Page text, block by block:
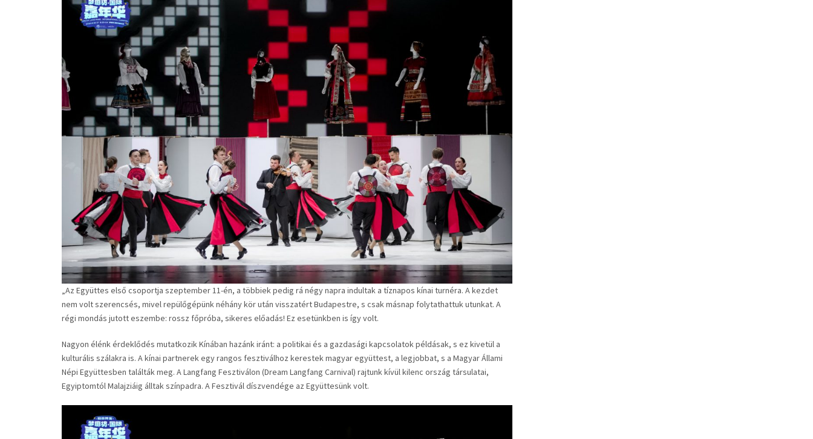
„Az Együttes első csoportja szeptember 11-én, a többiek pedig rá négy napra indultak a tíznapos kínai turnéra. A kezdet
nem volt szerencsés, mivel repülőgépünk néhány kör után visszatért Budapestre, s csak másnap folytathattuk utunkat. A
régi mondás jutott eszembe: rossz főpróba, sikeres előadás! Ez esetünkben is így volt.
Nagyon élénk érdeklődés mutatkozik Kínában hazánk iránt: a politikai és a gazdasági kapcsolatok példásak, s ez kivetül a
kulturális szálakra is. A kínai partnerek egy rangos fesztiválhoz kerestek magyar együttest, a legjobbat, s a Magyar Állami
Népi Együttesben találták meg. A Langfang Fesztiválon (Dream Langfang Carnival) rajtunk kívül kilenc ország társulatai,
Egyiptomtól Malajziáig álltak színpadra. A Fesztivál díszvendége az Együttesünk volt.